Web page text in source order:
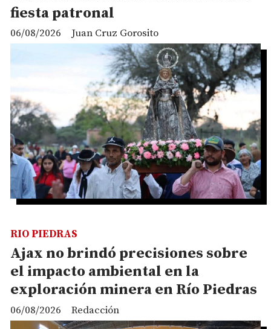
fiesta patronal
Juan Cruz Gorosito
06/08/2026
Ajax no brindó precisiones sobre
el impacto ambiental en la
exploración minera en Río Piedras
Redacción
RIO PIEDRAS
06/08/2026